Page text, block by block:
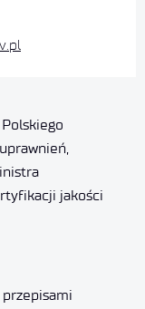
jakości